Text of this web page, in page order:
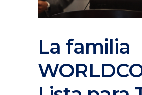
La familia